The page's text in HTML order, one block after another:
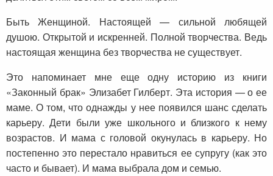
Быть Женщиной. Настоящей — сильной любящей
душою. Открытой и искренней. Полной творчества. Ведь
настоящая женщина без творчества не существует.
Это напоминает мне еще одну историю из книги
«Законный брак» Элизабет Гилберт. Эта история — о ее
маме. О том, что однажды у нее появился шанс сделать
карьеру. Дети были уже школьного и близкого к нему
возрастов. И мама с головой окунулась в карьеру. Но
постепенно это перестало нравиться ее супругу (как это
часто и бывает). И мама выбрала дом и семью.